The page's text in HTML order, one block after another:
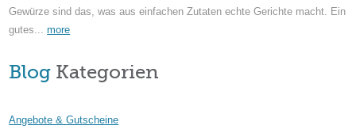
Gewürze sind das, was aus einfachen Zutaten echte Gerichte macht. Ein
gutes...more
Blog Kategorien
Angebote & Gutscheine